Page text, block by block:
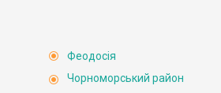
Феодосія
Чорноморський район